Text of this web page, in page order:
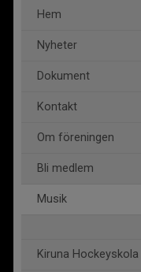
Hem
Nyheter
Dokument
Kontakt
Om föreningen
Bli medlem
Musik
Kiruna Hockeyskola